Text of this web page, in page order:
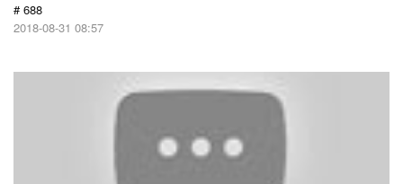
# 688
2018-08-31 08:57